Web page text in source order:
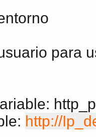
para
http://